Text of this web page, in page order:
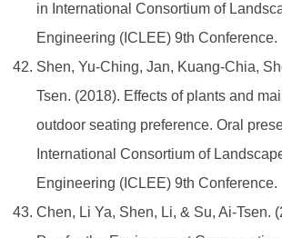
in International Consortium of
Engineering (ICLEE) 9th Conference.
Shen, Yu-Ching, Jan, Kuang-Chia,
Tsen. (2018). Effects of plants and
outdoor seating preference. Oral
International Consortium of
Engineering (ICLEE) 9th Conference.
Chen, Li Ya, Shen, Li, & Su, Ai-Tsen.